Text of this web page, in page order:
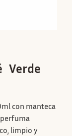
Verde
con manteca
limpio y